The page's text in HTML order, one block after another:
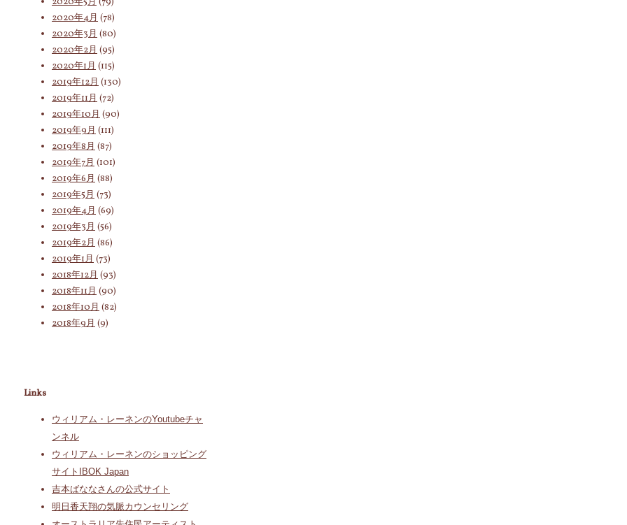
2020年4月 (78)
2020年3月 (80)
2020年2月 (95)
2020年1月 (115)
2019年12月 (130)
2019年11月 (72)
2019年10月 (90)
2019年9月 (111)
2019年8月 (87)
2019年7月 (101)
2019年6月 (88)
2019年5月 (73)
2019年4月 (69)
2019年3月 (56)
2019年2月 (86)
2019年1月 (73)
2018年12月 (93)
2018年11月 (90)
2018年10月 (82)
2018年9月 (9)
Links
ウィリアム・レーネンのYoutubeチャ
ンネル
ウィリアム・レーネンのショッピング
サイトIBOK Japan
吉本ばななさんの公式サイト
明日香天翔の気脈カウンセリング